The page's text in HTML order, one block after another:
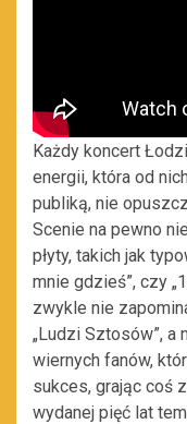
Każdy koncert
energii, która od
publiką, nie
Scenie na pewno
płyty, takich jak
mnie gdzieś”, czy
zwykle nie
„Ludzi Sztosów”, a
wiernych fanów,
sukces, grając coś
wydanej pięć lat